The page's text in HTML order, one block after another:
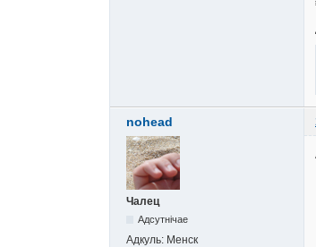
nohead
Чалец
Адсутнічае
Адкуль: Менск